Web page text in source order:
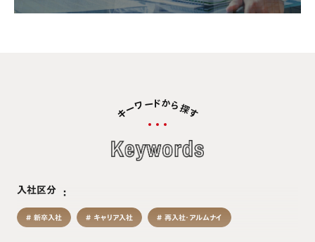
キーワ ードから探す
入社区分
新卒入社 キャリア入社 再入社・アルムナイ